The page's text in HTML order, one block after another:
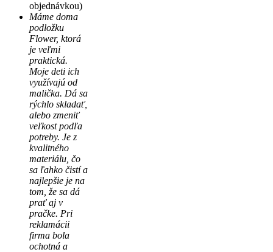
objednávkou)
Máme doma
podložku
Flower, ktorá
je veľmi
praktická.
Moje deti ich
využívajú od
malička. Dá sa
rýchlo skladať,
alebo zmeniť
veľkost podľa
potreby. Je z
kvalitného
materiálu, čo
sa ľahko čistí a
najlepšie je na
tom, že sa dá
prať aj v
pračke. Pri
reklamácii
firma bola
ochotná a